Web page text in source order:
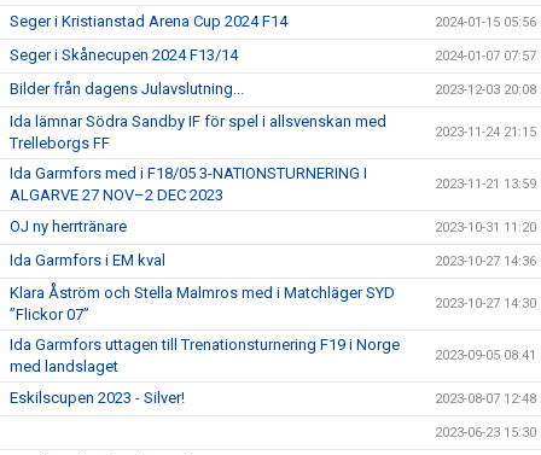
Seger i Kristianstad Arena Cup 2024 F14 2024-01-15 05:56
Seger i Skånecupen 2024 F13/14 2024-01-07 07:57
Bilder från dagens Julavslutning... 2023-12-03 20:08
Ida lämnar Södra Sandby IF för spel i allsvenskan med
Trelleborgs FF
2023-11-24 21:15
Ida Garmfors med i F18/05 3-NATIONSTURNERING I
ALGARVE 27 NOV–2 DEC 2023
2023-11-21 13:59
OJ ny herrtränare 2023-10-31 11:20
Ida Garmfors i EM kval 2023-10-27 14:36
Klara Åström och Stella Malmros med i Matchläger SYD
”Flickor 07”
2023-10-27 14:30
Ida Garmfors uttagen till Trenationsturnering F19 i Norge
med landslaget
2023-09-05 08:41
Eskilscupen 2023 - Silver! 2023-08-07 12:48
2023-06-23 15:30